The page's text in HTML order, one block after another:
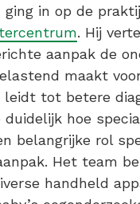
ging in op de
. Hij
aanpak de
maakt
leidt tot betere
duidelijk hoe
belangrijke rol
Het team
handheld